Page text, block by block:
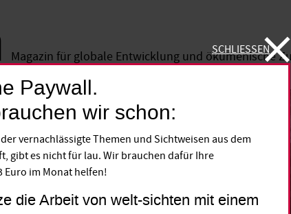
Magazin für globale Entwicklung und ökumenische
SCHLIESSEN
Paywall.
wir schon:
vernachlässigte Themen und Sichtweisen aus dem
gibt es nicht für lau. Wir brauchen dafür Ihre
Euro im Monat helfen!
die Arbeit von welt-sichten mit einem